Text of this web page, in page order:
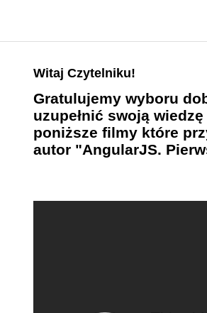
Witaj Czytelniku!
Gratulujemy wyboru
uzupełnić swoją
poniższe filmy które
autor "AngularJS.